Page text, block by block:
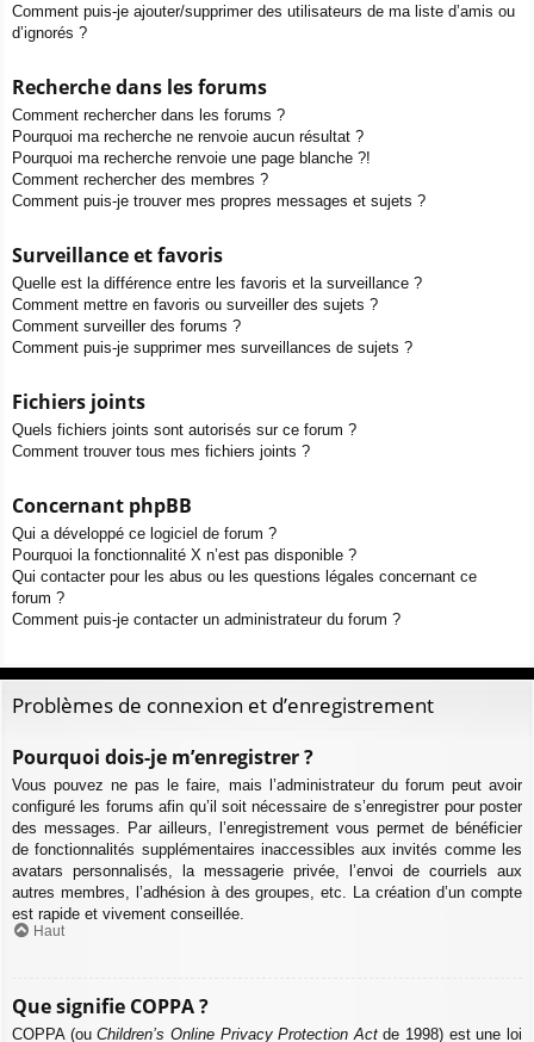
Comment puis-je ajouter/supprimer des utilisateurs de ma liste d’amis ou
d’ignorés ?
Recherche dans les forums
Comment rechercher dans les forums ?
Pourquoi ma recherche ne renvoie aucun résultat ?
Pourquoi ma recherche renvoie une page blanche ?!
Comment rechercher des membres ?
Comment puis-je trouver mes propres messages et sujets ?
Surveillance et favoris
Quelle est la différence entre les favoris et la surveillance ?
Comment mettre en favoris ou surveiller des sujets ?
Comment surveiller des forums ?
Comment puis-je supprimer mes surveillances de sujets ?
Fichiers joints
Quels fichiers joints sont autorisés sur ce forum ?
Comment trouver tous mes fichiers joints ?
Concernant phpBB
Qui a développé ce logiciel de forum ?
Pourquoi la fonctionnalité X n’est pas disponible ?
Qui contacter pour les abus ou les questions légales concernant ce
forum ?
Comment puis-je contacter un administrateur du forum ?
Problèmes de connexion et d’enregistrement
Pourquoi dois-je m’enregistrer ?
Vous pouvez ne pas le faire, mais l’administrateur du forum peut avoir
configuré les forums afin qu’il soit nécessaire de s’enregistrer pour poster
des messages. Par ailleurs, l’enregistrement vous permet de bénéficier
de fonctionnalités supplémentaires inaccessibles aux invités comme les
avatars personnalisés, la messagerie privée, l’envoi de courriels aux
autres membres, l’adhésion à des groupes, etc. La création d’un compte
est rapide et vivement conseillée.
Haut
Que signifie COPPA ?
COPPA (ouChildren’s Online Privacy Protection Actde 1998) est une loi